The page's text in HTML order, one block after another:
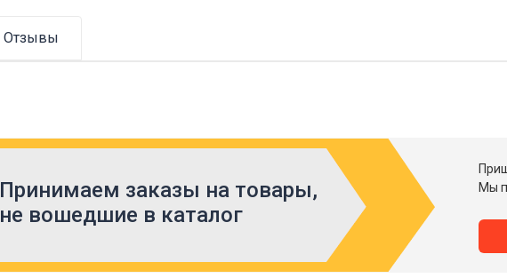
Отзывы
Принимаем заказы на товары,
не вошедшие в каталог
Мы